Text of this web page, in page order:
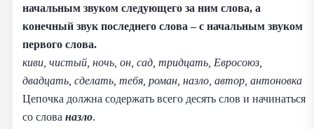
начальным звуком следующего за ним слова, а
конечный звук последнего слова – с начальным звуком
первого слова.
киви, чистый, ночь, он, сад, тридцать, Евросоюз,
двадцать, сделать, тебя, роман, назло, автор, антоновка
Цепочка должна содержать всего десять слов и начинаться
со слова назло.